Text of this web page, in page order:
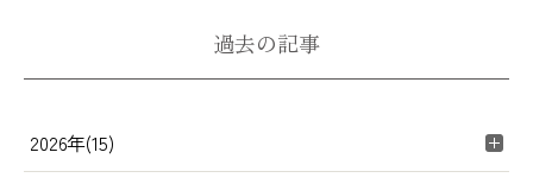
過去の記事
2026年(15)